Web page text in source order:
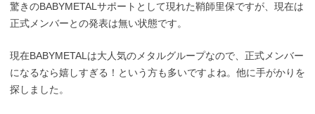
驚きのBABYMETALサポートとして現れた鞘師里保ですが、現在は
正式メンバーとの発表は無い状態です。
現在BABYMETALは大人気のメタルグループなので、正式メンバー
になるなら嬉しすぎる！という方も多いですよね。他に手がかりを
探しました。